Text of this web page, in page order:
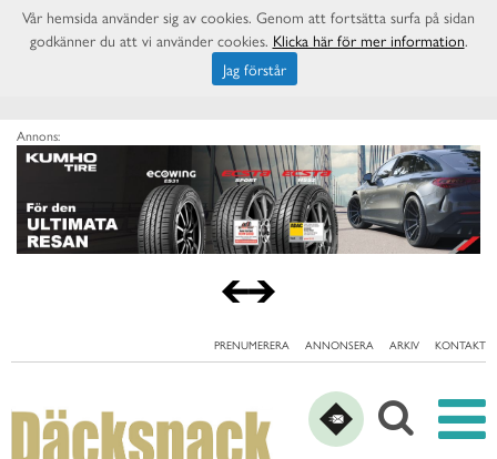
Annons:
PRENUMERERA ANNONSERA ARKIV KONTAKT
Vår hemsida använder sig av cookies. Genom att fortsätta surfa på sidan
godkänner du att vi använder cookies. Klicka här för mer information.
Jag förstår